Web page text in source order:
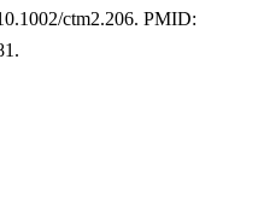
ctm2.206. PMID: